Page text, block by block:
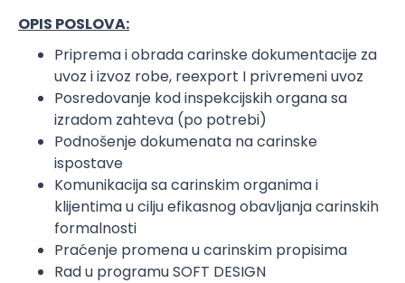
OPIS POSLOVA:
Priprema i obrada carinske dokumentacije za
uvoz i izvoz robe, reexport I privremeni uvoz
Posredovanje kod inspekcijskih organa sa
izradom zahteva (po potrebi)
Podnošenje dokumenata na carinske
ispostave
Komunikacija sa carinskim organima i
klijentima u cilju efikasnog obavljanja carinskih
formalnosti
Praćenje promena u carinskim propisima
Rad u programu SOFT DESIGN